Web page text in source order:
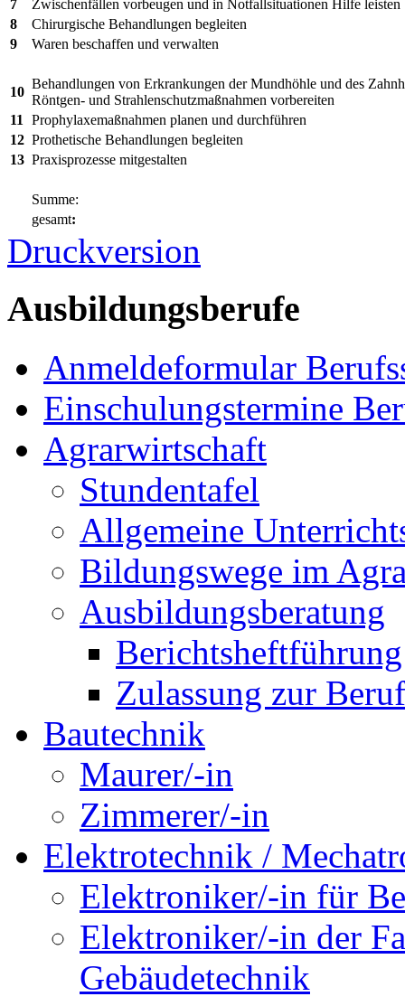
7
Zwischenfällen vorbeugen und in Notfallsituationen Hilfe leisten
8
Chirurgische Behandlungen begleiten
9
Waren beschaffen und verwalten
10
Behandlungen von Erkrankungen der Mundhöhle und des
Röntgen- und Strahlenschutzmaßnahmen vorbereiten
11
Prophylaxemaßnahmen planen und durchführen
12 Prothetische Behandlungen begleiten
13 Praxisprozesse mitgestalten
Summe:
gesamt:
Druckversion
Ausbildungsberufe
Anmeldeformular
Einschulungstermine
Agrarwirtschaft
Stundentafel
Allgemeine
Bildungswege im
Ausbildungsberatung
Berichtsheftführung
Zulassung zur
Bautechnik
Maurer/-in
Zimmerer/-in
Elektrotechnik /
Elektroniker/-in für
Elektroniker/-in der
Gebäudetechnik